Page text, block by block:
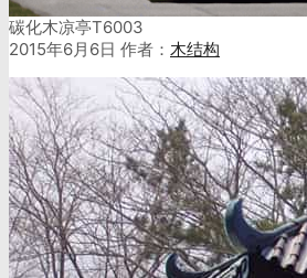
碳化木凉亭T6003
2015年6月6日 作者： 木结构